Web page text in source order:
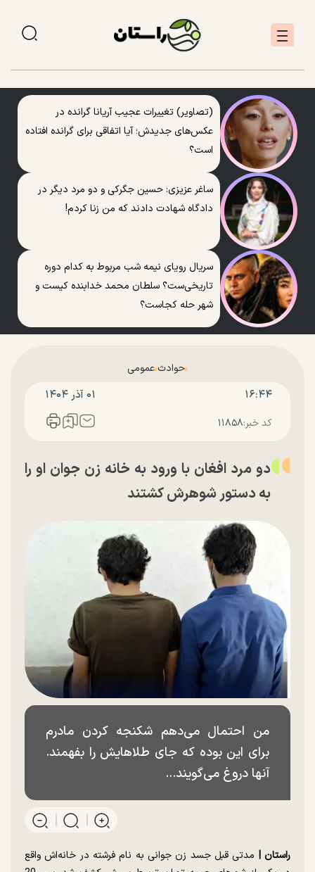
(تصاویر) تغییرات عجیب آریانا گرانده در
عکس‌های جدیدش؛ آیا اتفاقی برای گرانده افتاده
است؟
ساغر عزیزی: حسین جگرکی و دو مرد دیگر در
دادگاه شهادت دادند که من زنا کردم!
سریال رویای نیمه شب مربوط به کدام دوره
تاریخی‌ست؟ سلطان محمد خدابنده کیست و
شهر حله کجاست؟
حوادث عمومی
۱۶:۴۴ ۰۱ آذر ۱۴۰۴
کد خبر:۱۱۸۵۸
دو مرد افغان با ورود به خانه زن جوان او را
به دستور شوهرش کشتند
من احتمال می‌دهم شکنجه کردن مادرم
برای این بوده که جای طلاهایش را بفهمند.
آنها دروغ می‌گویند...
راستان | مدتی قبل جسد زن جوانی به نام فرشته در خانه‌اش واقع